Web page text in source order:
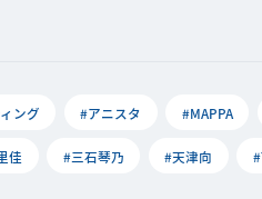
ング #アニスタ #MAPPA
佳 #三石琴乃 #天津向